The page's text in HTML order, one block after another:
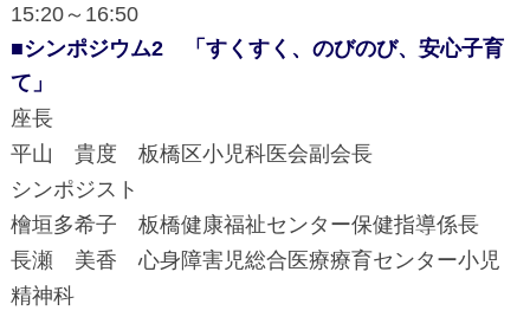
15:20～16:50
■シンポジウム2 「すくすく、のびのび、安心子育
て」
座長
平山 貴度 板橋区小児科医会副会長
シンポジスト
檜垣多希子 板橋健康福祉センター保健指導係長
長瀬 美香 心身障害児総合医療療育センター小児
精神科